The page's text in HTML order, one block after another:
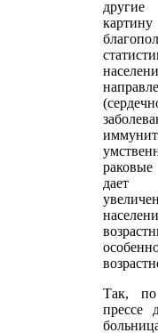
дает
Так,
прессе